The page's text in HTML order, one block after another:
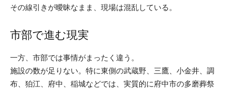
その線引きが曖昧なまま、現場は混乱している。
市部で進む現実
一方、市部では事情がまったく違う。
施設の数が足りない。特に東側の武蔵野、三鷹、小金井、調
布、狛江、府中、稲城などでは、実質的に府中市の多磨葬祭